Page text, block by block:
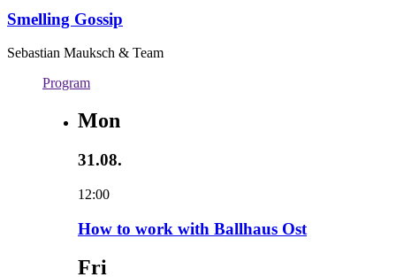
Smelling Gossip
Sebastian Mauksch & Team
Program
Mon
31.08.
12:00
How to work with Ballhaus Ost
Fri